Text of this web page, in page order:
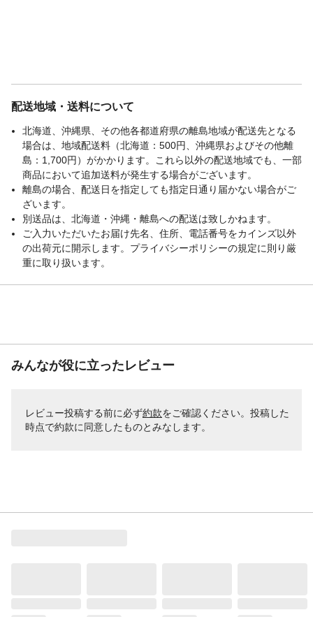
配送地域・送料について
北海道、沖縄県、その他各都道府県の離島地域が配送先となる
場合は、地域配送料（北海道：500円、沖縄県およびその他離
島：1,700円）がかかります。これら以外の配送地域でも、一部
商品において追加送料が発生する場合がございます。
離島の場合、配送日を指定しても指定日通り届かない場合がご
ざいます。
別送品は、北海道・沖縄・離島への配送は致しかねます。
ご入力いただいたお届け先名、住所、電話番号をカインズ以外
の出荷元に開示します。プライバシーポリシーの規定に則り厳
重に取り扱います。
みんなが役に立ったレビュー
レビュー投稿する前に必ず約款をご確認ください。投稿した
時点で約款に同意したものとみなします。